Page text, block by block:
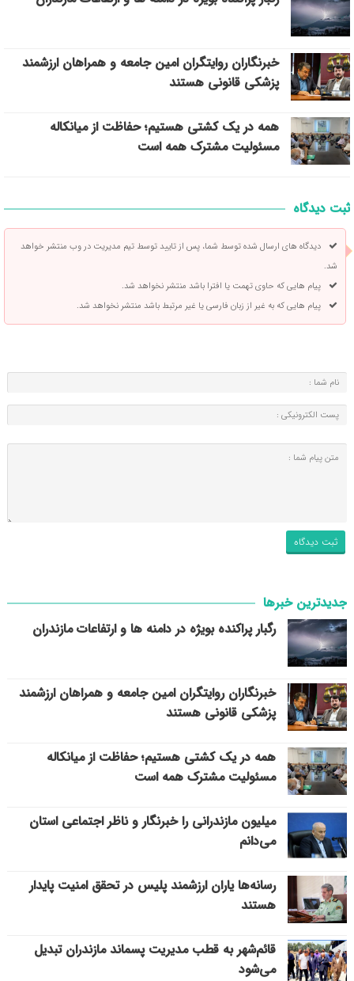
خبرنگاران روایتگران امین جامعه و همراهان ارزشمند
پزشکی قانونی هستند
همه در یک کشتی هستیم؛ حفاظت از میانکاله
مسئولیت مشترک همه است
ثبت دیدگاه
دیدگاه های ارسال شده توسط شما، پس از تایید توسط تیم مدیریت در وب منتشر خواهد
شد.
پیام هایی که حاوی تهمت یا افترا باشد منتشر نخواهد شد.
پیام هایی که به غیر از زبان فارسی یا غیر مرتبط باشد منتشر نخواهد شد.
جدیدترین خبرها
رگبار پراکنده بویژه در دامنه ها و ارتفاعات مازندران
خبرنگاران روایتگران امین جامعه و همراهان ارزشمند
پزشکی قانونی هستند
همه در یک کشتی هستیم؛ حفاظت از میانکاله
مسئولیت مشترک همه است
میلیون مازندرانی را خبرنگار و ناظر اجتماعی استان
می‌دانم
رسانه‌ها یاران ارزشمند پلیس در تحقق امنیت پایدار
هستند
قائم‌شهر به قطب مدیریت پسماند مازندران تبدیل
می‌شود